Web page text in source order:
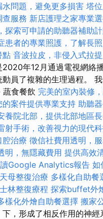
問題，避免更多損害 塔
查服務 新店護理之家專業
探索可申請的助聽器補助
患者的專業照護，了解長
點 音波拉皮，非侵入式拉
年12月通過電視網絡
員了複雜的生理過程。
食餐飲 完美的室內裝修
案件提供專業支持 助聽
養院北部，提供北部地區
射手術，改善視力的現代
腔治療 徵信社費用透明，
明，無隱藏費用 提供高效
Google Analytics報告 如
天母整復治療 多樣化自助餐
士林整復療程 探索buffet外
樣化外燴自助餐選擇 搬家
，形成了相反作用的神